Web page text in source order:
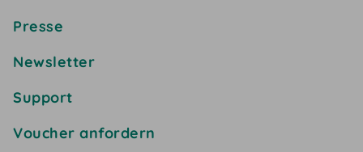
Presse
Newsletter
Support
Voucher anfordern